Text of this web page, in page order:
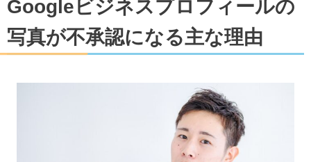
Googleビジネスプロフィールの
写真が不承認になる主な理由